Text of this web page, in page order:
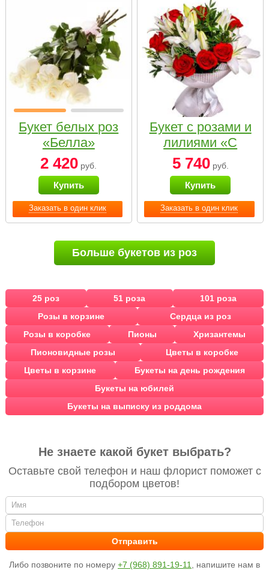
Заказать в один клик
Букет белых роз
«Белла»
2 420 руб.
Купить
Заказать в один клик
Букет с розами и
лилиями «С
наилучшими
пожеланиями»
5 740руб.
Купить
Больше букетов из роз
25 роз 51 роза
101 роза
Розы в корзине
Сердца из роз
Розы в коробке
Пионы
Хризантемы
Пионовидные розы
Цветы в коробке
Цветы в корзине
Букеты на день рождения
Букеты на юбилей
Букеты на выписку из роддома
Не знаете какой букет выбрать?
Оставьте свой телефон и наш флорист поможет с
подбором цветов!
Либо позвоните по номеру +7 (968) 891-19-11
, напишите нам в